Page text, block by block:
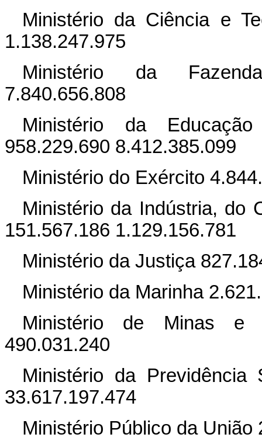
Ministério da Ciência e
1.138.247.975
Ministério da
7.840.656.808
Ministério da
958.229.690 8.412.385.099
Ministério do Exército
Ministério da Indústria, do
151.567.186 1.129.156.781
Ministério da Justiça
Ministério da Marinha
Ministério de Minas e
490.031.240
Ministério da Previdência
33.617.197.474
Ministério Público da União